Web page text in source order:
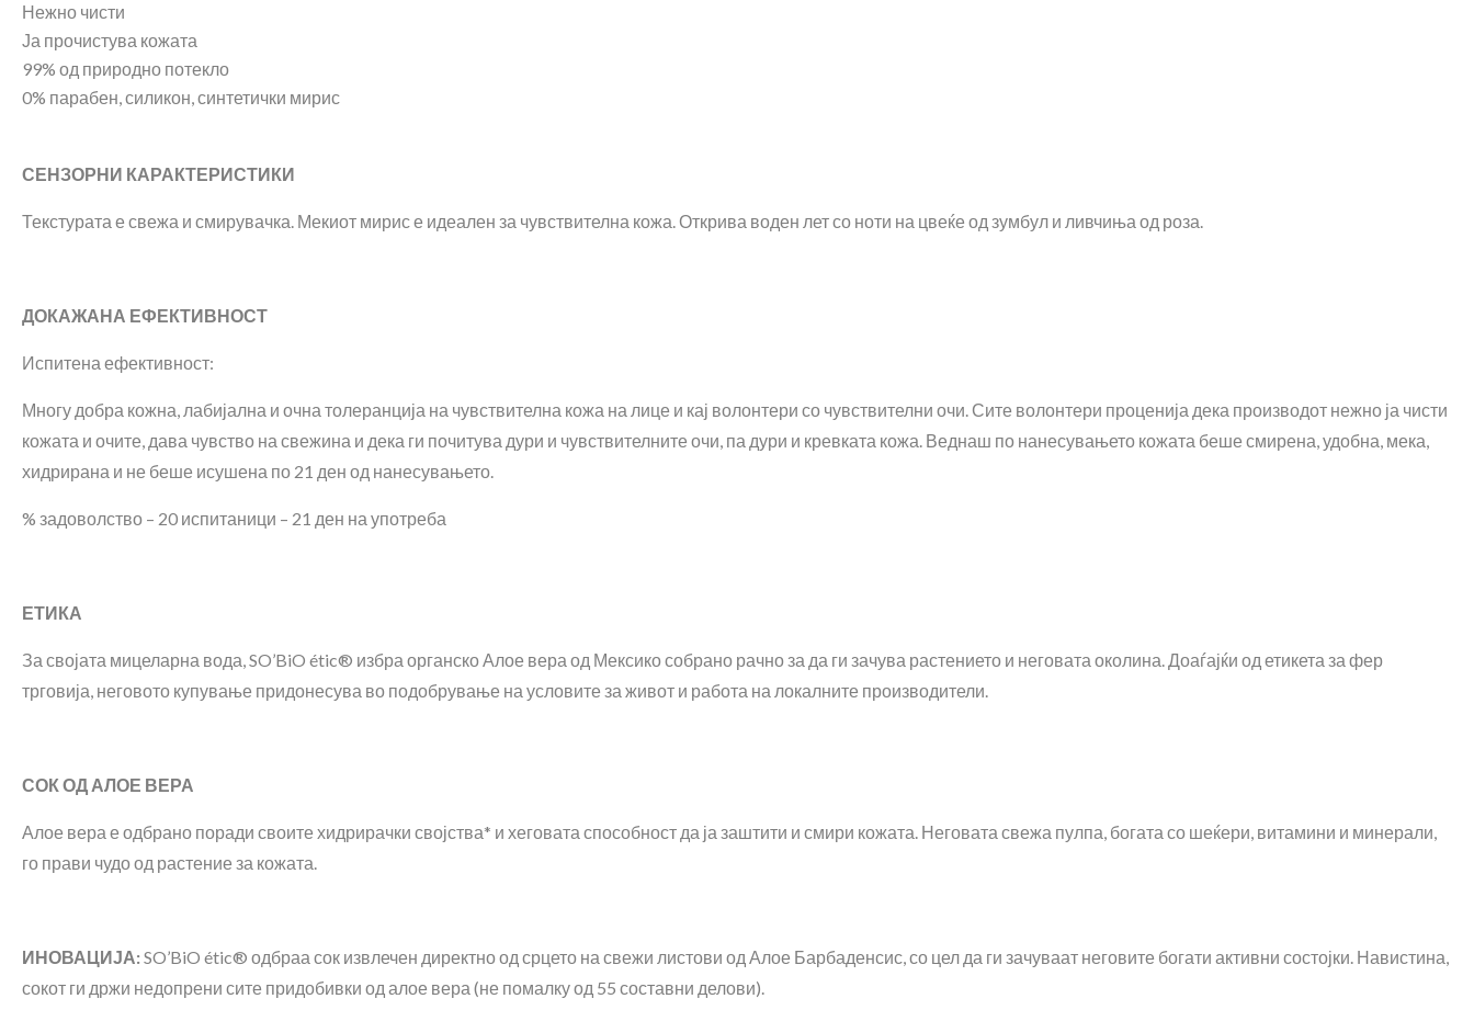
Нежно чисти
Ја прочистува кожата
99% од природно потекло
0% парабен, силикон, синтетички мирис
СЕНЗОРНИ КАРАКТЕРИСТИКИ
Текстурата е свежа и смирувачка. Мекиот мирис е идеален за чувствителна кожа. Открива воден лет со ноти на цвеќе од зумбул и ливчиња од роза.
ДОКАЖАНА ЕФЕКТИВНОСТ
Испитена ефективност:
Многу добра кожна, лабијална и очна толеранција на чувствителна кожа на лице и кај волонтери со чувствителни очи. Сите волонтери проценија дека производот нежно ја чисти
кожата и очите, дава чувство на свежина и дека ги почитува дури и чувствителните очи, па дури и кревката кожа. Веднаш по нанесувањето кожата беше смирена, удобна, мека,
хидрирана и не беше исушена по 21 ден од нанесувањето.
% задоволство – 20 испитаници – 21 ден на употреба
ЕТИКА
За својата мицеларна вода, SO’BiO étic® избра органско Алое вера од Мексико собрано рачно за да ги зачува растението и неговата околина. Доаѓајќи од етикета за фер
трговија, неговото купување придонесува во подобрување на условите за живот и работа на локалните производители.
СОК ОД АЛОЕ ВЕРА
Алое вера е одбрано поради своите хидрирачки својства* и хеговата способност да ја заштити и смири кожата. Неговата свежа пулпа, богата со шеќери, витамини и минерали,
го прави чудо од растение за кожата.
ИНОВАЦИЈА:SO’BiO étic® одбраа сок извлечен директно од срцето на свежи листови од Алое Барбаденсис, со цел да ги зачуваат неговите богати активни состојки. Навистина,
сокот ги држи недопрени сите придобивки од алое вера (не помалку од 55 составни делови).